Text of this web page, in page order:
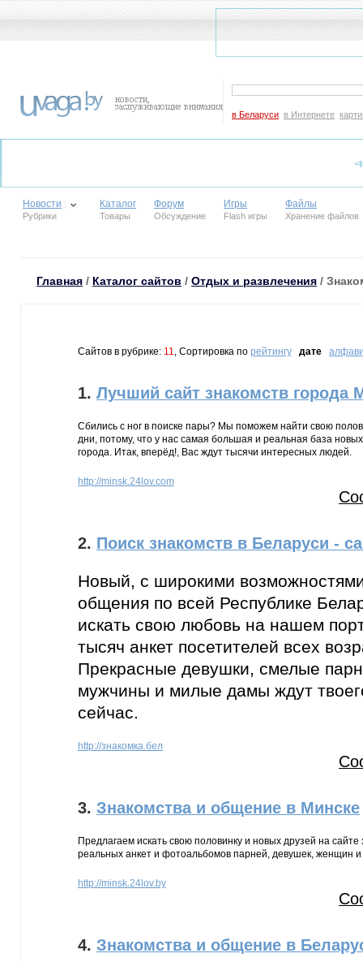
в Беларуси в Интернете
Новости
Рубрики
Каталог
Товары
Форум
Обсуждение
Игры
Flash игры
Файлы
Хранение файлов
Главная / Каталог сайтов / Отдых и развлечения /
Сайтов в рубрике: 11, Сортировка по рейтингу дате
1. Лучший сайт знакомств города
Сбились с ног в поиске пары? Мы поможем найти свою
дни, потому, что у нас самая большая и реальная база
города. Итак, вперёд!, Вас ждут тысячи интересных людей.
http://minsk.24lov.com
2. Поиск знакомств в Беларуси -
Новый, с широкими
общения по всей Республике
искать свою любовь на нашем
тысяч анкет посетителей всех
Прекрасные девушки, смелые
мужчины и милые дамы ждут
сейчас.
http://знакомка.бел
3. Знакомства и общение в Минске
Предлагаем искать свою половинку и новых друзей на
реальных анкет и фотоальбомов парней, девушек, женщин и
http://minsk.24lov.by
4. Знакомства и общение в